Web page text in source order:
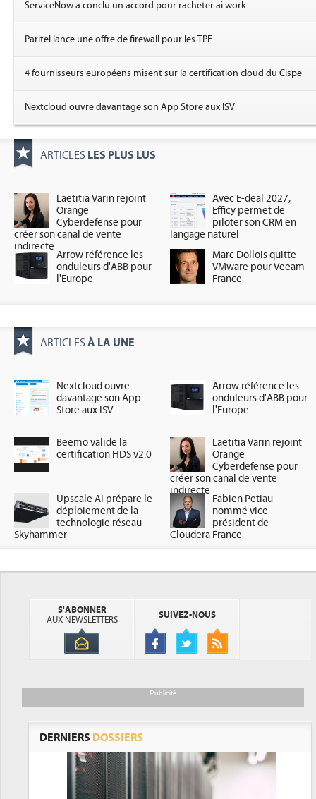
ServiceNow a conclu un accord pour racheter ai.work
Paritel lance une offre de firewall pour les TPE
4 fournisseurs européens misent sur la certification cloud du Cispe
Nextcloud ouvre davantage son App Store aux ISV
ARTICLES LES PLUS LUS
Laetitia Varin rejoint
Orange
Cyberdefense pour
créer son canal de vente
indirecte
Avec E-deal 2027,
Efficy permet de
piloter son CRM en
langage naturel
Arrow référence les
onduleurs d'ABB pour
l'Europe
Marc Dollois quitte
VMware pour Veeam
France
ARTICLES À LA UNE
Nextcloud ouvre
davantage son App
Store aux ISV
Arrow référence les
onduleurs d'ABB pour
l'Europe
Beemo valide la
certification HDS v2.0
Laetitia Varin rejoint
Orange
Cyberdefense pour
créer son canal de vente
indirecte
Upscale AI prépare le
déploiement de la
technologie réseau
Skyhammer
Fabien Petiau
nommé vice-
président de
Cloudera France
S'ABONNER
AUX NEWSLETTERS
SUIVEZ-NOUS
Publicité
DERNIERS DOSSIERS